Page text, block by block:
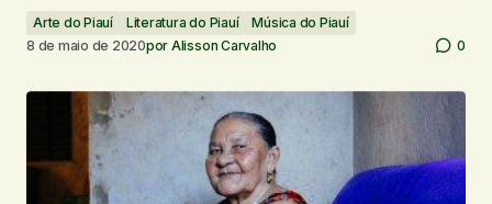
Arte do Piauí Literatura do Piauí
Música do Piauí
8 de maio de 2020por Alisson Carvalho 0